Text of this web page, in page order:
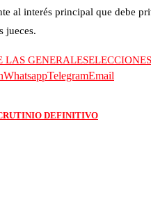
al interés principal que debe
jueces.
LAS GENERALES
WhatsappTelegramEmail
DEFINITIVO